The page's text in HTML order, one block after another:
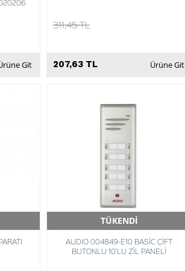
Git
311,45 TL
207,63 TL Ürüne Git
TÜKENDİ
Hızlı Teslimat
AUDIO 004849-E10 BASİC ÇİFT
BUTONLU 10'LU ZİL PANELİ